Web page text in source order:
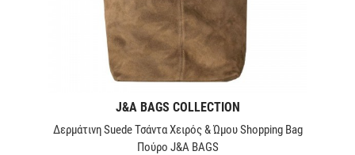
J&A BAGS COLLECTION
Δερμάτινη Suede Τσάντα Χειρός & Ώμου Shopping Bag
Πούρο J&A BAGS